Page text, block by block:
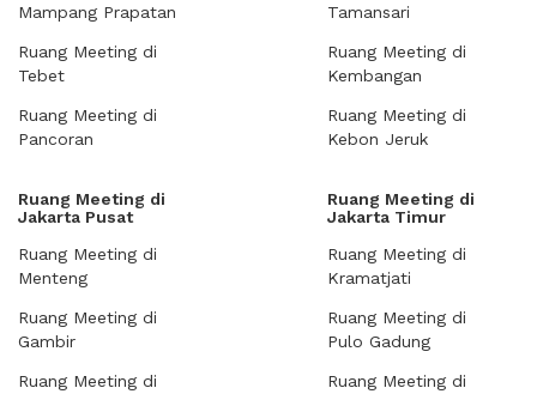
Mampang Prapatan
Ruang Meeting di
Tebet
Ruang Meeting di
Pancoran
Tamansari
Ruang Meeting di
Kembangan
Ruang Meeting di
Kebon Jeruk
Ruang Meeting di
Jakarta Pusat
Ruang Meeting di
Menteng
Ruang Meeting di
Gambir
Ruang Meeting di
Ruang Meeting di
Jakarta Timur
Ruang Meeting di
Kramatjati
Ruang Meeting di
Pulo Gadung
Ruang Meeting di